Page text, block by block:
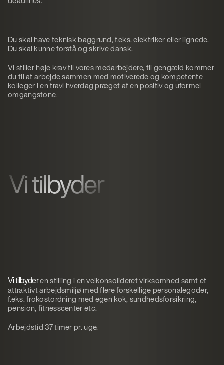
Du skal have teknisk baggrund, f.eks. elektriker eller lignede.
Du skal kunne forstå og skrive dansk.
Vi stiller høje krav til vores medarbejdere, til gengæld kommer
du til at arbejde sammen med motiverede og kompetente
kolleger i en travl hverdag præget af en positiv og uformel
omgangstone.
Vi tilbyder
Vi tilbyderen stilling i en velkonsolideret virksomhed samt et
attraktivt arbejdsmiljø med flere forskellige personalegoder,
f.eks. frokostordning med egen kok, sundhedsforsikring,
pension, fitnesscenter etc.
Arbejdstid 37 timer pr. uge.